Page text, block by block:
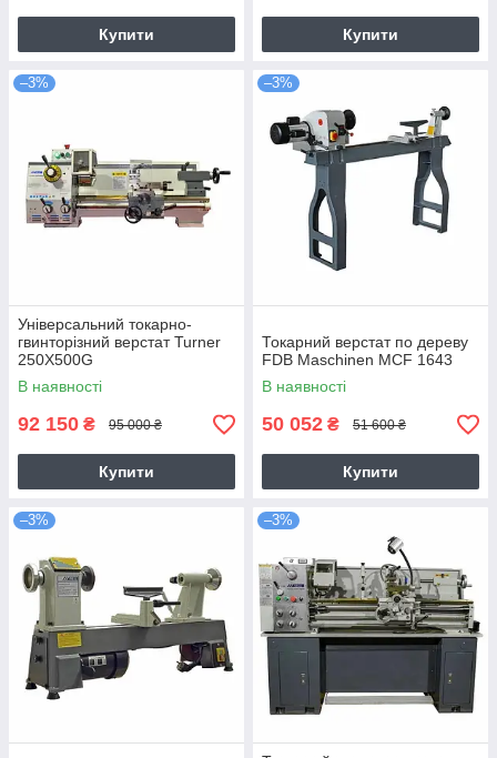
Купити Купити
–3%
Універсальний токарно-
гвинторізний верстат Turner
250X500G
В наявності
92 150 ₴ 95 000 ₴
Купити
–3%
Токарний верстат по дереву
FDB Maschinen MCF 1643
В наявності
50 052 ₴ 51 600 ₴
Купити
–3% –3%